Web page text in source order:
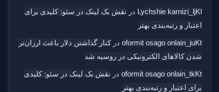
Lychshie karnizi_ljKl در نقش بک‌ لینک در سئو: کلیدی برای
اعتبار و رتبه‌بندی بهتر
oformit osago onlain_juKt درکنار گذاشتن دلار باعث ارزان‌تر
شدن کالاهای الکترونیکی در روسیه شد
oformit osago onlain_tkKt در نقش بک‌ لینک در سئو: کلیدی
برای اعتبار و رتبه‌بندی بهتر